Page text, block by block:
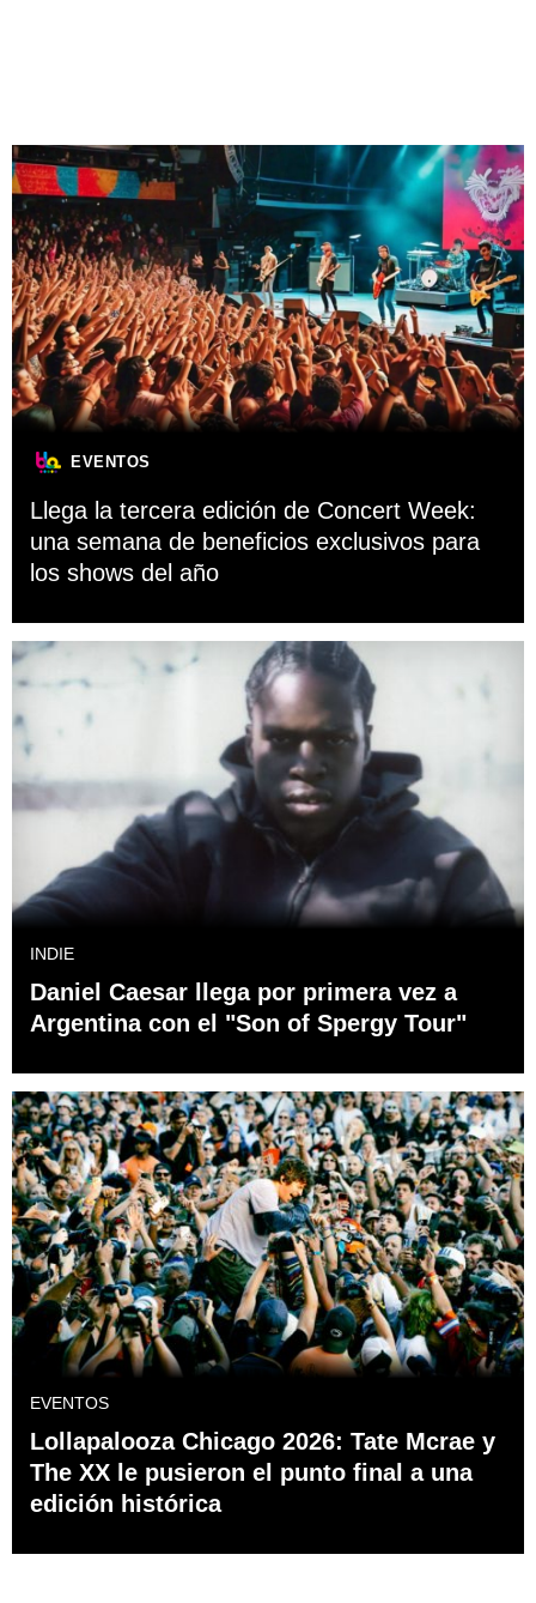
EVENTOS
Llega la tercera edición de Concert Week:
una semana de beneficios exclusivos para
los shows del año
INDIE
Daniel Caesar llega por primera vez a
Argentina con el "Son of Spergy Tour"
EVENTOS
Lollapalooza Chicago 2026: Tate Mcrae y
The XX le pusieron el punto final a una
edición histórica